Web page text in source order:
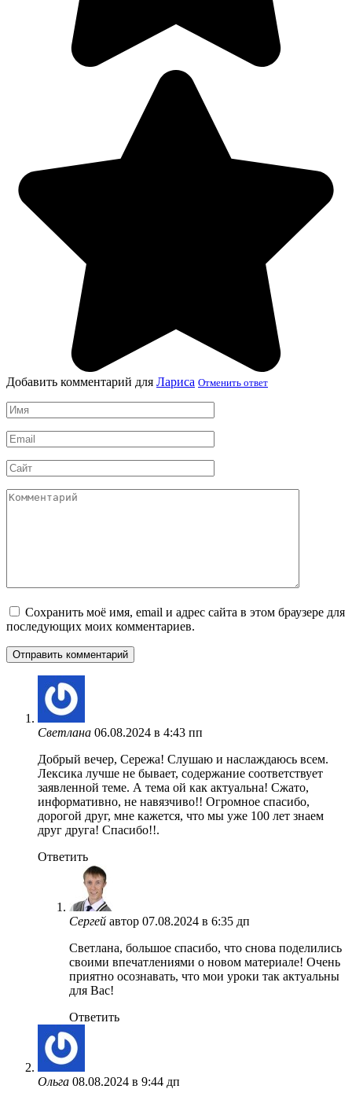
Добавить комментарий для Лариса Отменить ответ
Имя
*
Email
*
Сайт
Комментарий
Сохранить моё имя, email и адрес сайта в этом браузере для
последующих моих комментариев.
Светлана 06.08.2024 в 4:43 пп
Добрый вечер, Сережа! Слушаю и наслаждаюсь всем.
Лексика лучше не бывает, содержание соответствует
заявленной теме. А тема ой как актуальна! Сжато,
информативно, не навязчиво!! Огромное спасибо,
дорогой друг, мне кажется, что мы уже 100 лет знаем
друг друга! Спасибо!!.
Ответить
Сергей автор 07.08.2024 в 6:35 дп
Светлана, большое спасибо, что снова поделились
своими впечатлениями о новом материале! Очень
приятно осознавать, что мои уроки так актуальны
для Вас!
Ответить
Ольга 08.08.2024 в 9:44 дп